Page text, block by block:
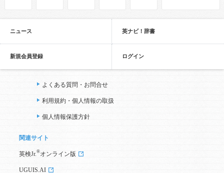
ニュース 英ナビ！辞書
新規会員登録 ログイン
よくある質問・お問合せ
利用規約・個人情報の取扱
個人情報保護方針
関連サイト
英検Jr. ®オンライン版
UGUIS.AI